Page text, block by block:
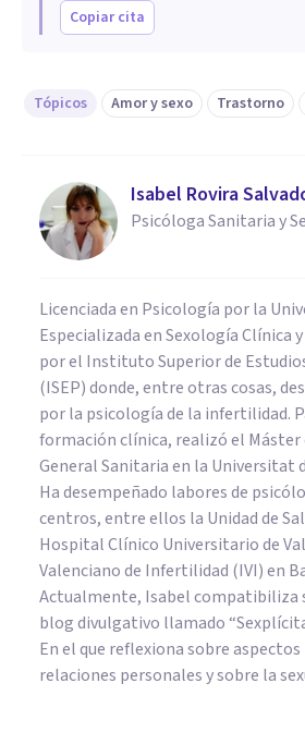
Copiar cita
Tópicos Amor y sexo Trastorno
Isabel Rovira
Psicóloga Sanitaria y
Licenciada en Psicología por la
Especializada en Sexología Clínica
por el Instituto Superior de
(ISEP) donde, entre otras cosas,
por la psicología de la infertilidad.
formación clínica, realizó el Máster
General Sanitaria en la Universitat
Ha desempeñado labores de
centros, entre ellos la Unidad de
Hospital Clínico Universitario de
Valenciano de Infertilidad (IVI) en
Actualmente, Isabel compatibiliza
blog divulgativo llamado
En el que reflexiona sobre
relaciones personales y sobre la